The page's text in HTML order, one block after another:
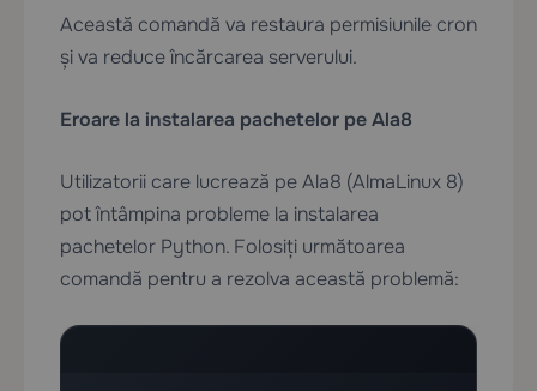
Această comandă va restaura permisiunile cron
și va reduce încărcarea serverului.
Eroare la instalarea pachetelor pe Ala8
Utilizatorii care lucrează pe Ala8 (AlmaLinux 8)
pot întâmpina probleme la instalarea
pachetelor Python. Folosiți următoarea
comandă pentru a rezolva această problemă: